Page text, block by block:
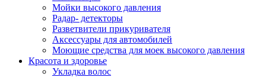
Мойки высокого давления
Радар- детекторы
Разветвители прикуривателя
Аксессуары для автомобилей
Моющие средства для моек высокого давления
Красота и здоровье
Укладка волос